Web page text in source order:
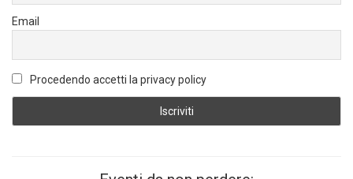
Email
Procedendo accetti la privacy policy